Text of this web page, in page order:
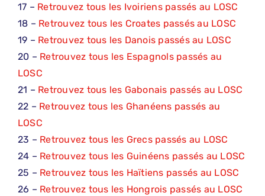
17 – Retrouvez tous les Ivoiriens passés au LOSC
18 – Retrouvez tous les Croates passés au LOSC
19 – Retrouvez tous les Danois passés au LOSC
20 – Retrouvez tous les Espagnols passés au
LOSC
21 – Retrouvez tous les Gabonais passés au LOSC
22 – Retrouvez tous les Ghanéens passés au
LOSC
23 – Retrouvez tous les Grecs passés au LOSC
24 – Retrouvez tous les Guinéens passés au LOSC
25 – Retrouvez tous les Haïtiens passés au LOSC
26 – Retrouvez tous les Hongrois passés au LOSC